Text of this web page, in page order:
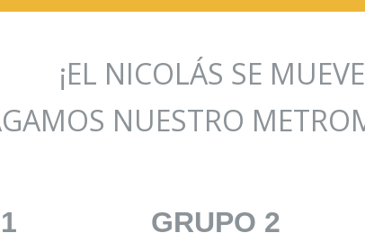
¡EL NICOLÁS SE
NUESTRO
GRUPO 2